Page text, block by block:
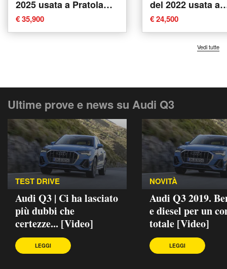
2025 usata a Pratola
Serra
€ 35,900
del 2022 usata a
Pratola Serra
€ 24,500
Vedi tutte
Ultime prove e news su Audi Q3
TEST DRIVE
Audi Q3 | Ci ha lasciato
più dubbi che
certezze... [Video]
LEGGI
NOVITÀ
Audi Q3 2019.
e diesel per un
totale [Video]
LEGGI